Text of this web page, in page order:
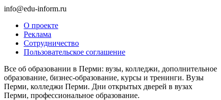
info@edu-inform.ru
О проекте
Реклама
Сотрудничество
Пользовательское соглашение
Все об образовании в Перми: вузы, колледжи, дополнительное
образование, бизнес-образование, курсы и тренинги. Вузы
Перми, колледжи Перми. Дни открытых дверей в вузах
Перми, профессиональное образование.